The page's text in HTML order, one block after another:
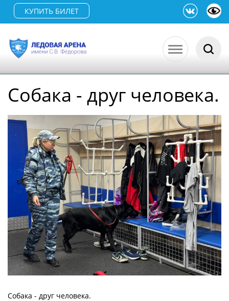
КУПИТЬ БИЛЕТ
Собака - друг человека.
Собака - друг человека.